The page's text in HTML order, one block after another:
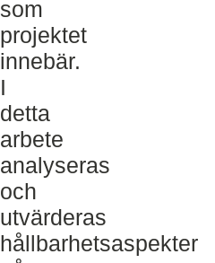
som
projektet
innebär.
I
detta
arbete
analyseras
och
utvärderas
hållbarhetsaspekter